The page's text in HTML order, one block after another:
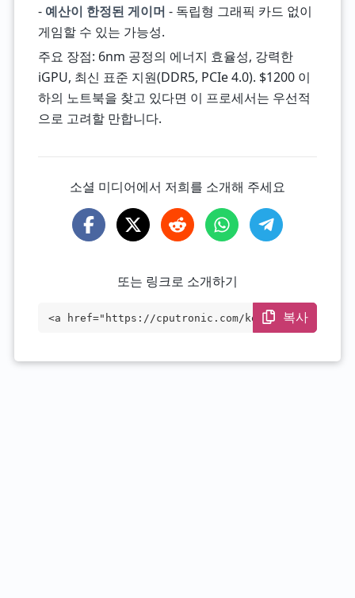
- 예산이 한정된 게이머 - 독립형 그래픽 카드 없이
게임할 수 있는 가능성.
주요 장점: 6nm 공정의 에너지 효율성, 강력한
iGPU, 최신 표준 지원(DDR5, PCIe 4.0). $1200 이
하의 노트북을 찾고 있다면 이 프로세서는 우선적
으로 고려할 만합니다.
소셜 미디어에서 저희를 소개해 주세요
또는 링크로 소개하기
<a href="https://cputronic.com/ko/cpu/am
복사